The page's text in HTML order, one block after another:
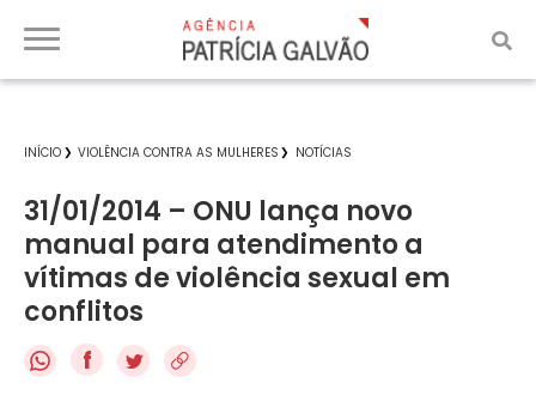
INÍCIO VIOLÊNCIA CONTRA AS MULHERES NOTÍCIAS
31/01/2014 – ONU lança novo
manual para atendimento a
vítimas de violência sexual em
conflitos
f